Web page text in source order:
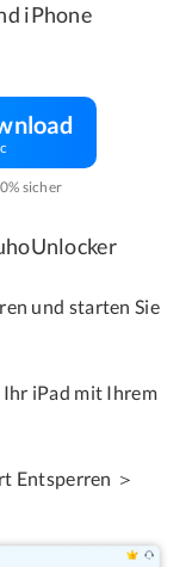
iPhone
sicher
und starten Sie
Ihr iPad mit Ihrem
Entsperren ＞